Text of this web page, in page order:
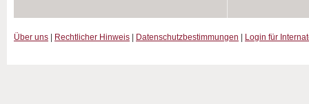
Über uns Rechtlicher Hinweis Datenschutzbestimmungen Login für